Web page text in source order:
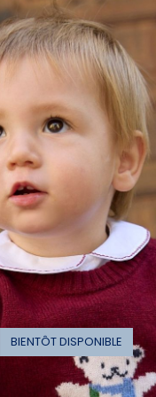
BIENTÔT DISPONIBLE